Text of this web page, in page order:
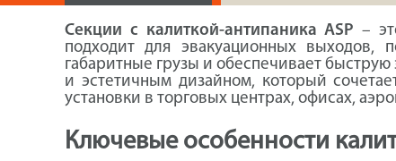
Секции с калиткой-антипаника ASP –
подходит для эвакуационных выходов,
габаритные грузы и обеспечивает
и эстетичным дизайном, который
установки в торговых центрах, офисах,
Ключевые особенности